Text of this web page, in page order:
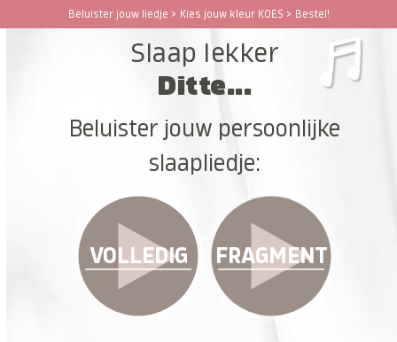
Beluister jouw liedje > Kies jouw kleur KOES > Bestel!
Open
Close
Slaap lekker
Ditte...
Beluister jouw persoonlijke
slaapliedje:
VOLLEDIG FRAGMENT